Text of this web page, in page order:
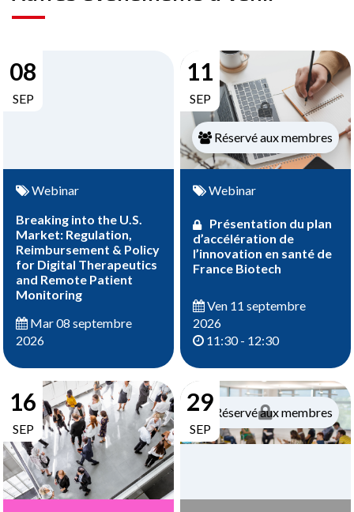
08
SEP
Webinar
Breaking into the U.S.
Market: Regulation,
Reimbursement & Policy
for Digital Therapeutics
and Remote Patient
Monitoring
Mar 08 septembre
2026
11
SEP
Réservé aux membres
Webinar
Présentation du plan
d’accélération de
l’innovation en santé de
France Biotech
Ven 11 septembre
2026
11:30 - 12:30
16
SEP
29
SEP
Réservé aux membres